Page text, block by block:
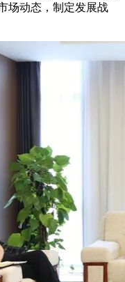
场动态，制定发展战